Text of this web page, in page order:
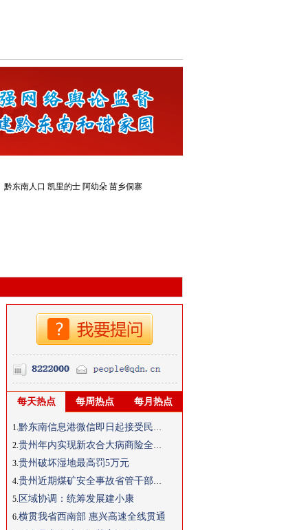
黔东南人口 凯里的士 阿幼朵 苗乡侗寨
每天热点 每周热点 每月热点
1.黔东南信息港微信即日起接受民生投
2.贵州年内实现新农合大病商险全覆盖
3.贵州破坏湿地最高罚5万元
4.贵州近期煤矿安全事故省管干部被问
5. 区域协调：统筹发展建小康
6.横贯我省西南部 惠兴高速全线贯通